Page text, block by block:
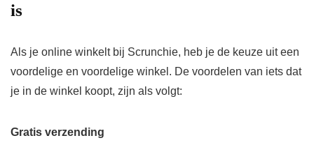
is
Als je online winkelt bij Scrunchie, heb je de keuze uit een
voordelige en voordelige winkel. De voordelen van iets dat
je in de winkel koopt, zijn als volgt:
Gratis verzending